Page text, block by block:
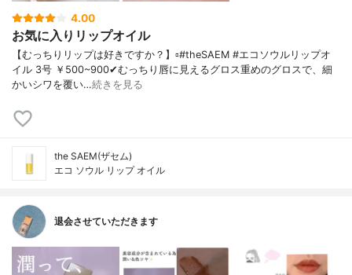
4.00
お気に入りリップオイル
【むっちりリップは好きですか？】▫️#theSAEM #エコソウルリップオ
イル 3号 ￥500~900✔むっちり唇に見えるグロス重めのグロスで、細
かいシワを覆い…続きを見る
the SAEM(ザセム)
エコ ソウル リップ オイル
退会させていただきます